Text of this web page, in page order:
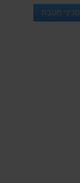
סכיני מטבח